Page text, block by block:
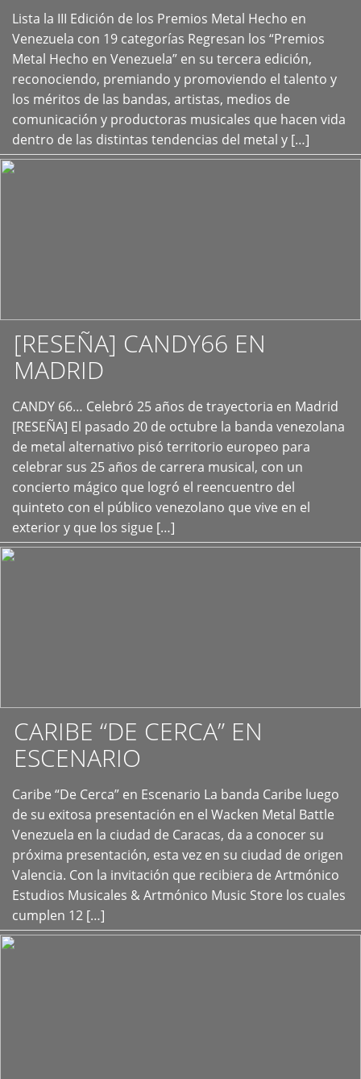
Lista la III Edición de los Premios Metal Hecho en
Venezuela con 19 categorías Regresan los “Premios
Metal Hecho en Venezuela” en su tercera edición,
reconociendo, premiando y promoviendo el talento y
los méritos de las bandas, artistas, medios de
comunicación y productoras musicales que hacen vida
dentro de las distintas tendencias del metal y […]
+
[RESEÑA] CANDY66 EN
MADRID
CANDY 66… Celebró 25 años de trayectoria en Madrid
[RESEÑA] El pasado 20 de octubre la banda venezolana
de metal alternativo pisó territorio europeo para
celebrar sus 25 años de carrera musical, con un
concierto mágico que logró el reencuentro del
quinteto con el público venezolano que vive en el
exterior y que los sigue […]
+
CARIBE “DE CERCA” EN
ESCENARIO
Caribe “De Cerca” en Escenario La banda Caribe luego
de su exitosa presentación en el Wacken Metal Battle
Venezuela en la ciudad de Caracas, da a conocer su
próxima presentación, esta vez en su ciudad de origen
Valencia. Con la invitación que recibiera de Artmónico
Estudios Musicales & Artmónico Music Store los cuales
cumplen 12 […]
+